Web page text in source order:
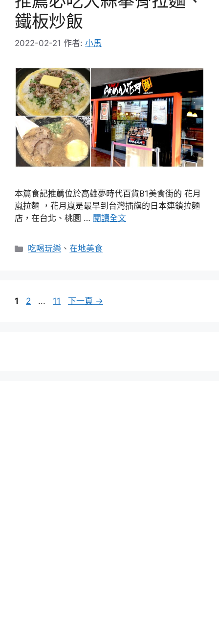
鐵板炒飯
2022-02-21 作者: 小馬
本篇食記推薦位於高雄夢時代百貨B1美食街的 花月
嵐拉麵 ，花月嵐是最早到台灣插旗的日本連鎖拉麵
店，在台北、桃園 … 閱讀全文
分
吃喝玩樂 、在地美食
頁
1
頁
2 ...
頁
11 下一頁 →